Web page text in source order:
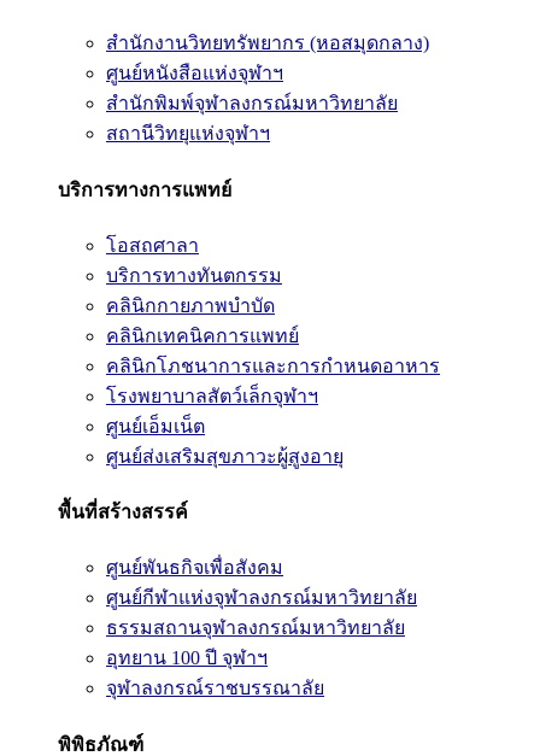
สำนักงานวิทยทรัพยากร (หอสมุดกลาง)
ศูนย์หนังสือแห่งจุฬาฯ
สำนักพิมพ์จุฬาลงกรณ์มหาวิทยาลัย
สถานีวิทยุแห่งจุฬาฯ
บริการทางการแพทย์
โอสถศาลา
บริการทางทันตกรรม
คลินิกกายภาพบำบัด
คลินิกเทคนิคการแพทย์
คลินิกโภชนาการและการกำหนดอาหาร
โรงพยาบาลสัตว์เล็กจุฬาฯ
ศูนย์เอ็มเน็ต
ศูนย์ส่งเสริมสุขภาวะผู้สูงอายุ
พื้นที่สร้างสรรค์
ศูนย์พันธกิจเพื่อสังคม
ศูนย์กีฬาแห่งจุฬาลงกรณ์มหาวิทยาลัย
ธรรมสถานจุฬาลงกรณ์มหาวิทยาลัย
อุทยาน 100 ปี จุฬาฯ
จุฬาลงกรณ์ราชบรรณาลัย
พิพิธภัณฑ์